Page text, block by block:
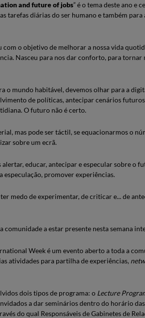
and future of jobs” é o tema deste ano e
tarefas diárias do ser humano e também
com o objetivo de melhorar a nossa vida
Nasceu para nos dar conforto, para tornar
o mundo habitável, devemos olhar para a
de políticas, antecipar cenários
O futuro não é certo.
mas pode ser táctil, se equacionarmos o
sobre um ecrã.
educar, antecipar e especular sobre o
especulação, promover experiências.
medo de experimentar, de criticar e... de
comunidade a estar presente nesta semana
Week é um evento aberto a toda a
atividades para partilha de experiências,
dois tipos de programa: o Lecture
a dar seminários dentro do horário
do qual Responsáveis de Gabinetes de